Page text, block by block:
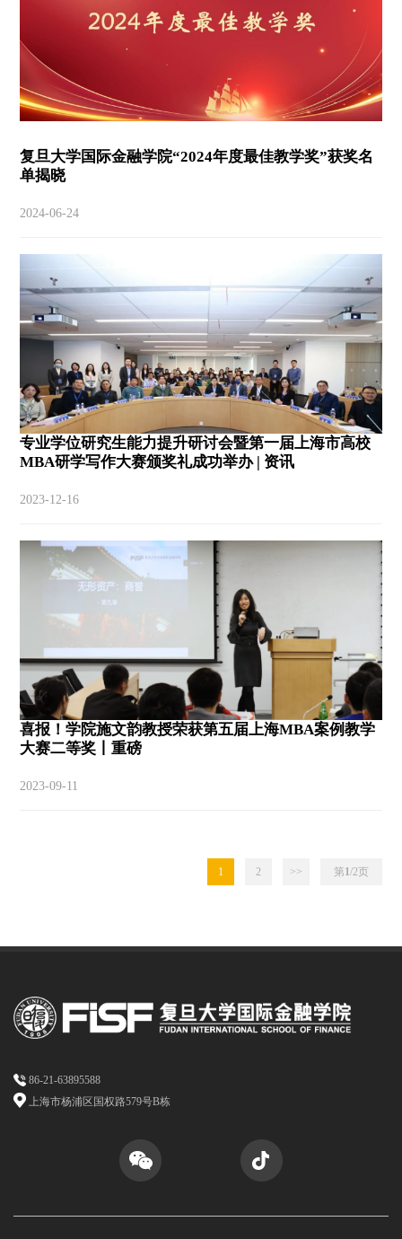
复旦大学国际金融学院“2024年度最佳教学奖”获奖名
单揭晓
2024-06-24
专业学位研究生能力提升研讨会暨第一届上海市高校
MBA研学写作大赛颁奖礼成功举办 | 资讯
2023-12-16
喜报！学院施文韵教授荣获第五届上海MBA案例教学
大赛二等奖丨重磅
2023-09-11
1 2 >> 第1/2页
86-21-63895588
上海市杨浦区国权路579号B栋